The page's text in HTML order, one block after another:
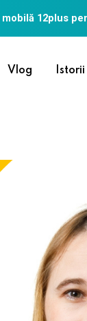
mobilă 12plus
Vlog